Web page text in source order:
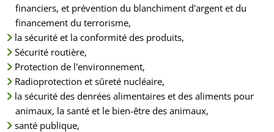
financiers, et prévention du blanchiment d'argent et du
financement du terrorisme,
la sécurité et la conformité des produits,
Sécurité routière,
Protection de l'environnement,
Radioprotection et sûreté nucléaire,
la sécurité des denrées alimentaires et des aliments pour
animaux, la santé et le bien-être des animaux,
santé publique,